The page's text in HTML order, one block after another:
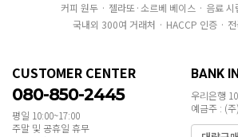
커피 원두 · 젤라또·소르베 베이스 · 음료 시
국내외 300여 거래처 · HACCP 인증 ·
CUSTOMER CENTER
080-850-2445
평일 10:00~17:00
주말 및 공휴일 휴무
BANK
우리은행
예금주 : (